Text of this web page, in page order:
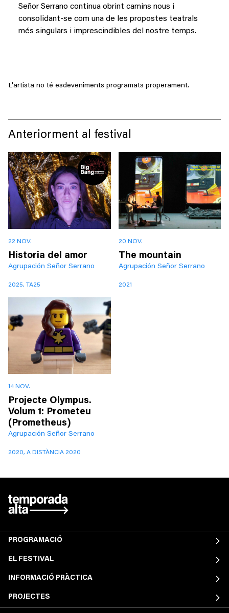
Señor Serrano continua obrint camins nous i
consolidant-se com una de les propostes teatrals
més singulars i imprescindibles del nostre temps.
L'artista no té esdeveniments programats properament.
Anteriorment al festival
22 NOV.
Historia del amor
Agrupación Señor Serrano
2025, TA25
20 NOV.
The mountain
Agrupación Señor Serrano
2021
14 NOV.
Projecte Olympus.
Volum 1: Prometeu
(Prometheus)
Agrupación Señor Serrano
2020, A DISTÀNCIA 2020
PROGRAMACIÓ
EL FESTIVAL
INFORMACIÓ PRÀCTICA
PROJECTES